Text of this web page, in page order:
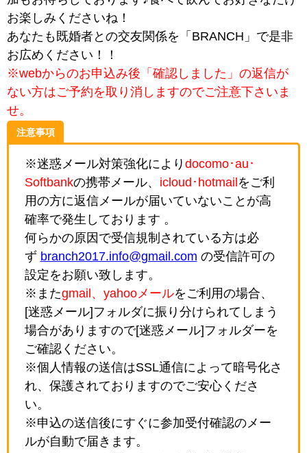
お楽しみくださいね！
あなたも既婚者との交友関係を「BRANCH」で是非
お広めください！！
※webからのお申込み後「確認しました」の返信が
ない方はご予約を取り消しますのでご注意下さいま
せ。
注意事項
※迷惑メール対策強化により docomo･au･
Softbankの携帯メール、 icloud･hotmail をご利
用の方に返信メールが届いていないことが高
確率で発生しております 。
何らかの原因で受信規制されている方は必
ず branch2017.info@gmail.com の受信許可の
設定をお願い致します。
※またgmail、yahooメールをご利用の場合、
[迷惑メール]フォルダに振り分けられてしまう
場合がありますので[迷惑メール]フォルダーを
ご確認ください。
※個人情報の送信はSSL通信によって暗号化さ
れ、保護されておりますのでご安心くださ
い。
※申込の送信後にすぐに参加受付確認のメー
ルが自動で届きます。